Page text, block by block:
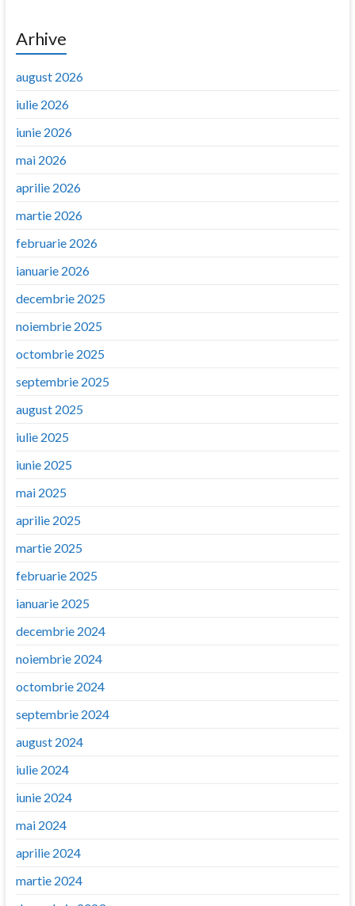
Arhive
august 2026
iulie 2026
iunie 2026
mai 2026
aprilie 2026
martie 2026
februarie 2026
ianuarie 2026
decembrie 2025
noiembrie 2025
octombrie 2025
septembrie 2025
august 2025
iulie 2025
iunie 2025
mai 2025
aprilie 2025
martie 2025
februarie 2025
ianuarie 2025
decembrie 2024
noiembrie 2024
octombrie 2024
septembrie 2024
august 2024
iulie 2024
iunie 2024
mai 2024
aprilie 2024
martie 2024